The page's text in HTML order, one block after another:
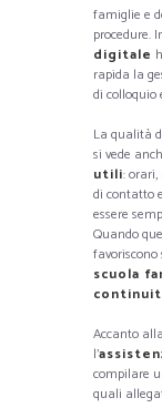
famiglie e
procedure.
digitale
rapida la
di
La qualità
si vede
utili:
di contatto
essere
Quando
scuola
Accanto
l’
compilare
quali